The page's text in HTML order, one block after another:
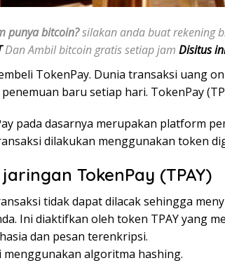
punya bitcoin?silakan anda buat rekening
Dan Ambil bitcoin gratis setiap jam Disitus
TokenPay. Dunia transaksi uang
baru setiap hari. TokenPay
pada dasarnya merupakan platform
dilakukan menggunakan token
TokenPay (TPAY)
tidak dapat dilacak sehingga
Ini diaktifkan oleh token TPAY yang
dan pesan terenkripsi.
menggunakan algoritma hashing.